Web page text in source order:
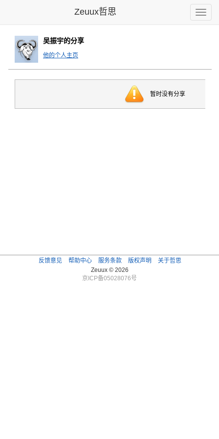
Toggle
Zeuux哲思
吴振宇的分享
他的个人主页
暂时没有分享
反馈意见 帮助中心 服务条款 版权声明
关于哲思
Zeuux © 2026
京ICP备05028076号